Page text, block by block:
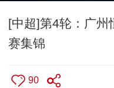
[中超]第4轮：广州
赛集锦
90